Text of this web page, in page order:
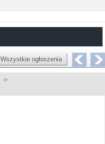
Wszystkie ogłoszenia